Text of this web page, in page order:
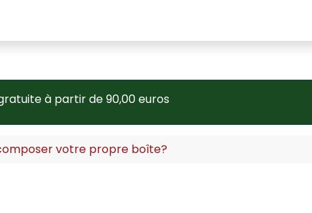
à partir de 90,00 euros
votre propre boîte?